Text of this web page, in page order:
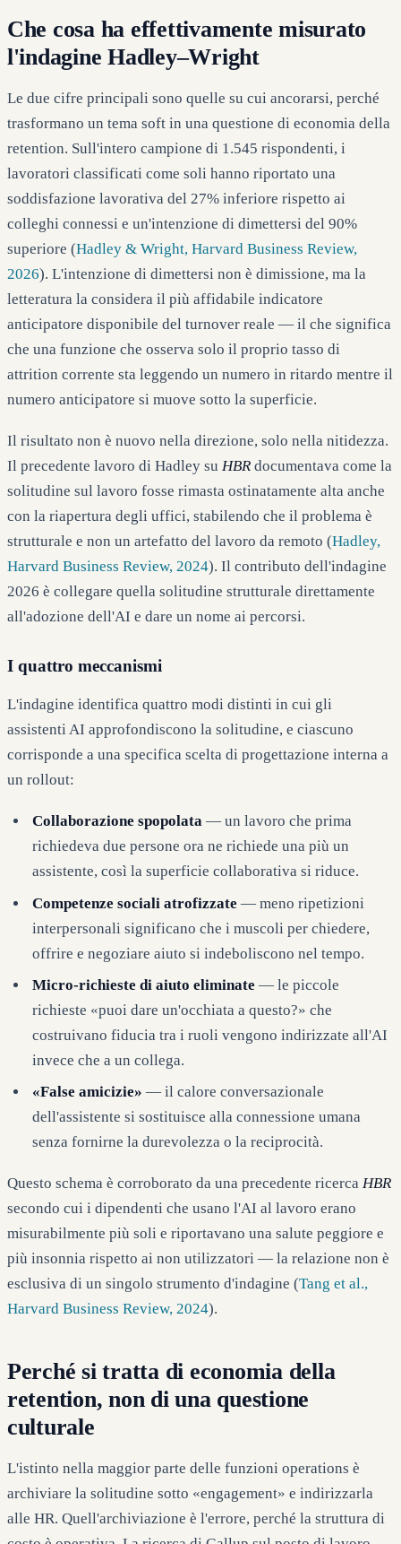
Che cosa ha effettivamente misurato
l'indagine Hadley–Wright
Le due cifre principali sono quelle su cui ancorarsi, perché
trasformano un tema soft in una questione di economia della
retention. Sull'intero campione di 1.545 rispondenti, i
lavoratori classificati come soli hanno riportato una
soddisfazione lavorativa del 27% inferiore rispetto ai
colleghi connessi e un'intenzione di dimettersi del 90%
superiore (Hadley & Wright, Harvard Business Review,
2026). L'intenzione di dimettersi non è dimissione, ma la
letteratura la considera il più affidabile indicatore
anticipatore disponibile del turnover reale — il che significa
che una funzione che osserva solo il proprio tasso di
attrition corrente sta leggendo un numero in ritardo mentre il
numero anticipatore si muove sotto la superficie.
Il risultato non è nuovo nella direzione, solo nella nitidezza.
Il precedente lavoro di Hadley su HBR documentava come la
solitudine sul lavoro fosse rimasta ostinatamente alta anche
con la riapertura degli uffici, stabilendo che il problema è
strutturale e non un artefatto del lavoro da remoto (Hadley,
Harvard Business Review, 2024). Il contributo dell'indagine
2026 è collegare quella solitudine strutturale direttamente
all'adozione dell'AI e dare un nome ai percorsi.
I quattro meccanismi
L'indagine identifica quattro modi distinti in cui gli
assistenti AI approfondiscono la solitudine, e ciascuno
corrisponde a una specifica scelta di progettazione interna a
un rollout:
Collaborazione spopolata — un lavoro che prima
richiedeva due persone ora ne richiede una più un
assistente, così la superficie collaborativa si riduce.
Competenze sociali atrofizzate — meno ripetizioni
interpersonali significano che i muscoli per chiedere,
offrire e negoziare aiuto si indeboliscono nel tempo.
Micro-richieste di aiuto eliminate — le piccole
richieste «puoi dare un'occhiata a questo?» che
costruivano fiducia tra i ruoli vengono indirizzate all'AI
invece che a un collega.
«False amicizie» — il calore conversazionale
dell'assistente si sostituisce alla connessione umana
senza fornirne la durevolezza o la reciprocità.
Questo schema è corroborato da una precedente ricerca HBR
secondo cui i dipendenti che usano l'AI al lavoro erano
misurabilmente più soli e riportavano una salute peggiore e
più insonnia rispetto ai non utilizzatori — la relazione non è
esclusiva di un singolo strumento d'indagine (Tang et al.,
Harvard Business Review, 2024).
Perché si tratta di economia della
retention, non di una questione
culturale
L'istinto nella maggior parte delle funzioni operations è
archiviare la solitudine sotto «engagement» e indirizzarla
alle HR. Quell'archiviazione è l'errore, perché la struttura di